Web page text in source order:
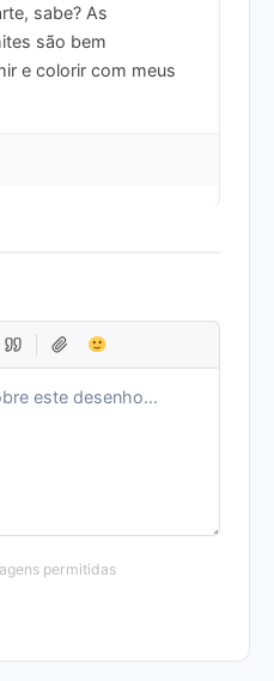
sabe? As
são bem
e colorir com meus
permitidas